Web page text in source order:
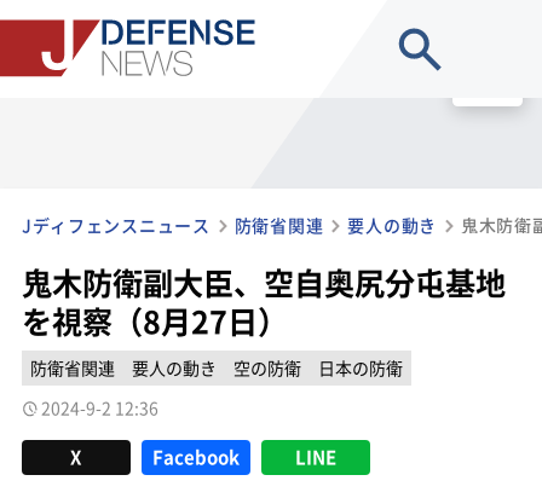
Jディフェンスニュース 防衛省関連 要人の動き
鬼木防衛副大臣、空自奥尻分屯基地
を視察（8月27日）
防衛省関連 要人の動き 空の防衛
日本の防衛
2024-9-2 12:36
X Facebook LINE